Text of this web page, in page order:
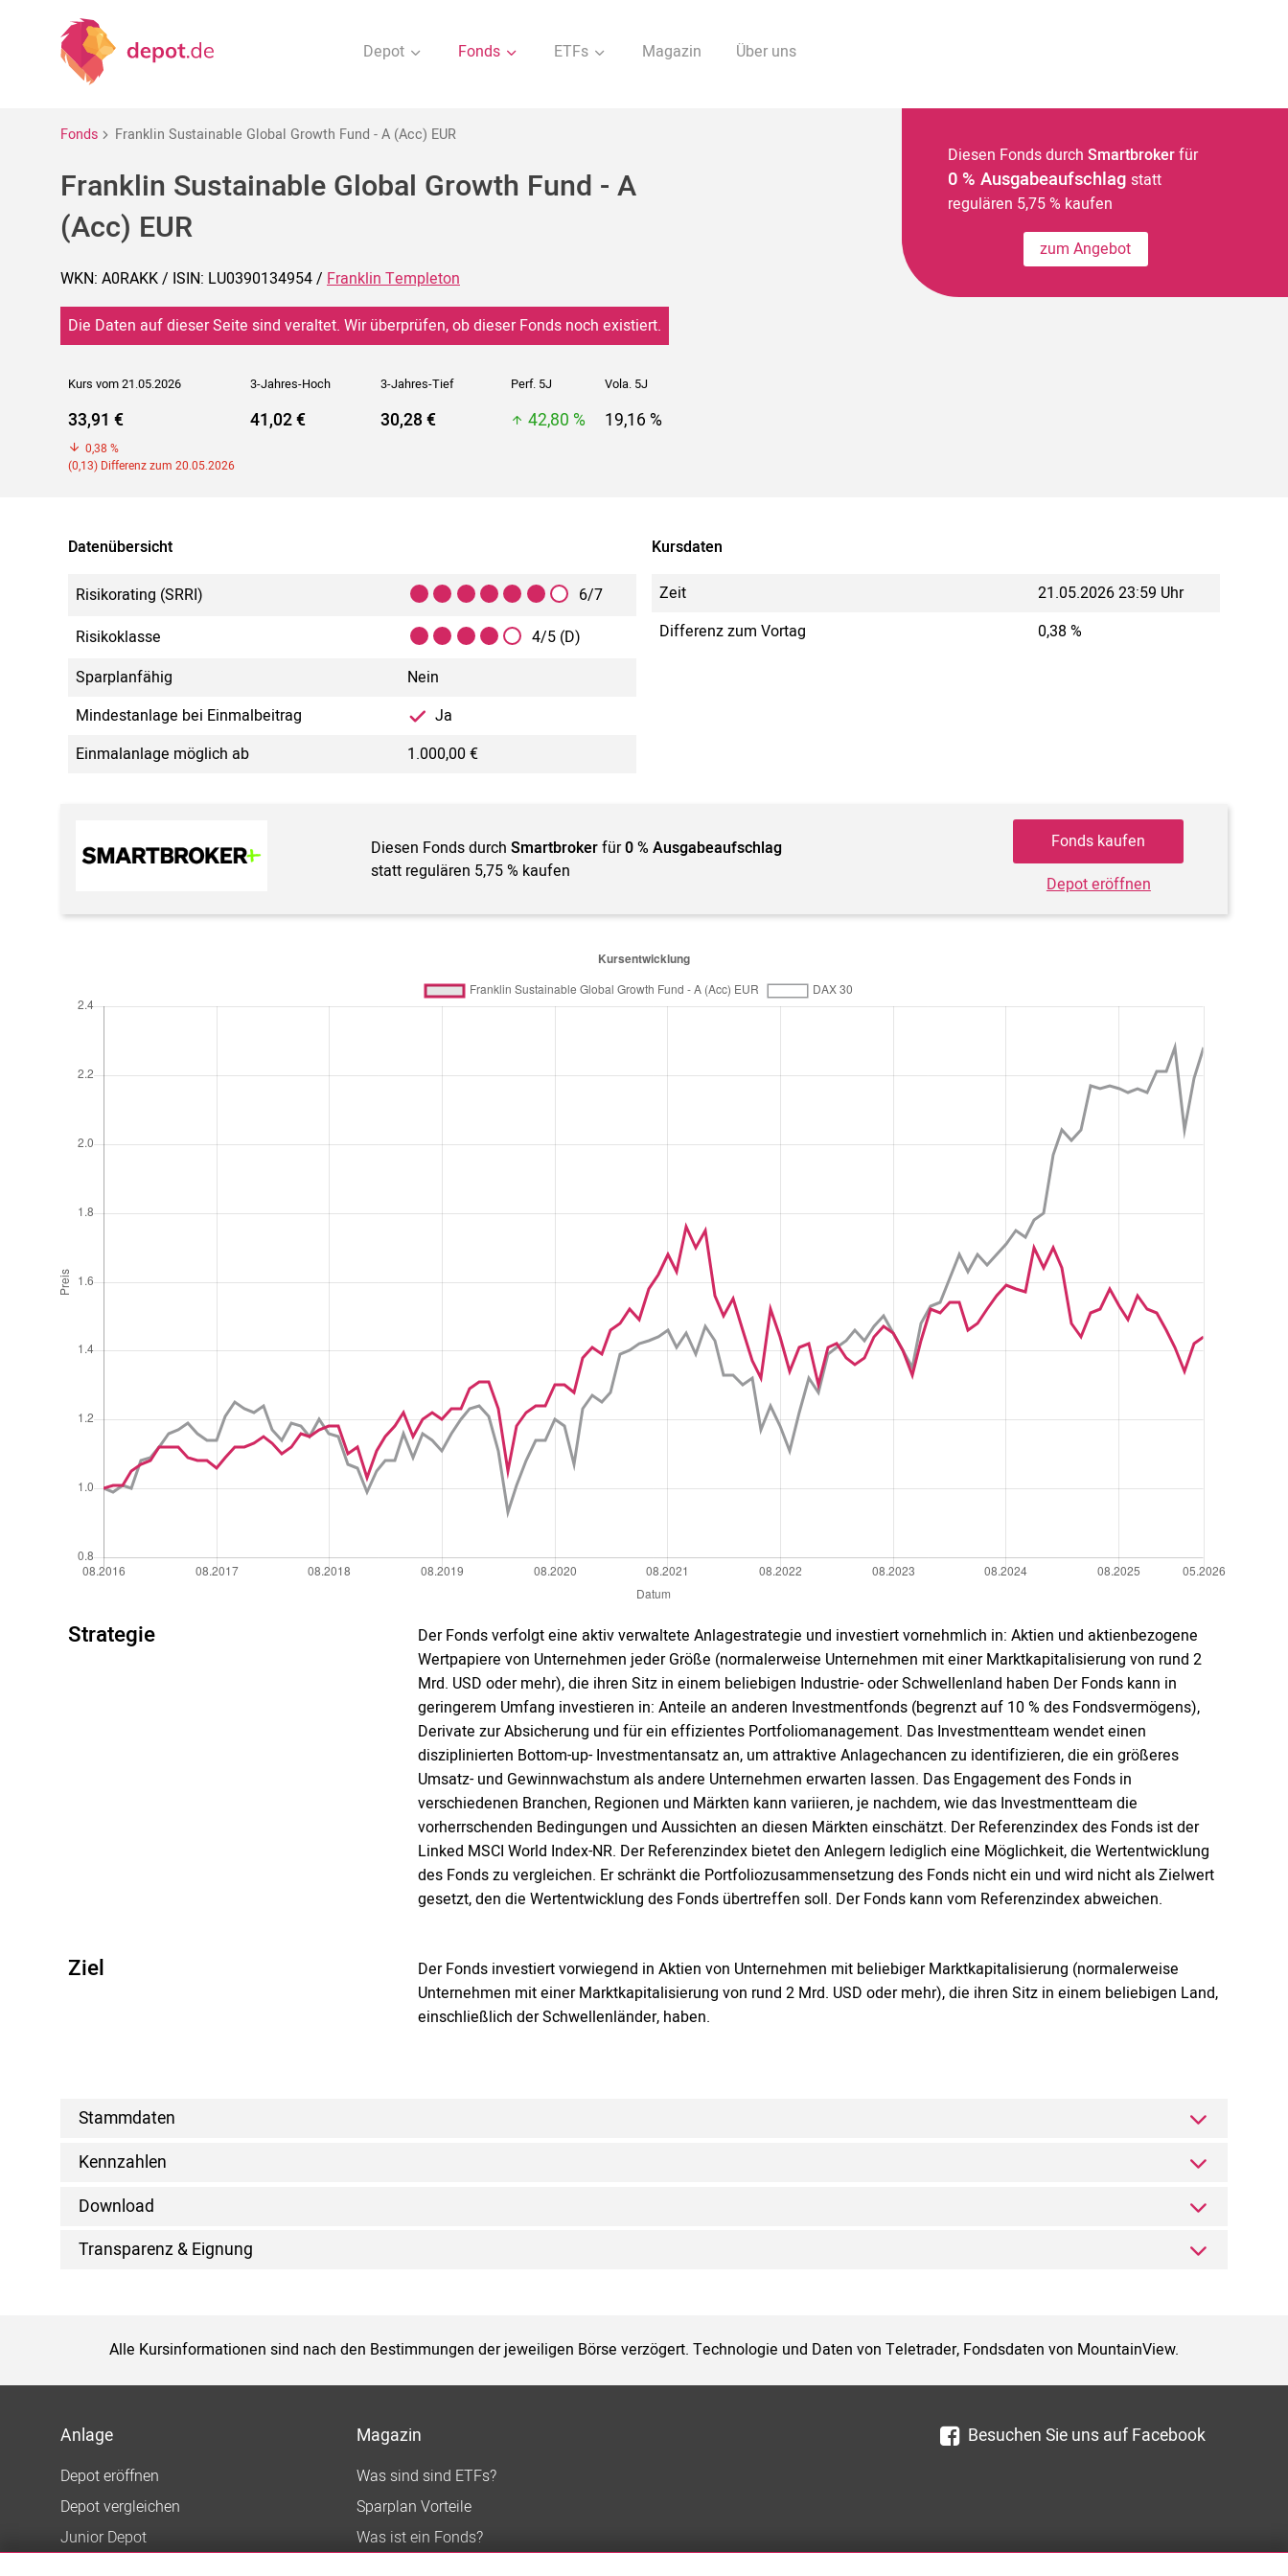
Depot Fonds ETFs Magazin Über uns
Fonds Franklin Sustainable Global Growth Fund - A (Acc) EUR
Franklin Sustainable Global Growth Fund - A
(Acc) EUR
WKN: A0RAKK / ISIN: LU0390134954 / Franklin Templeton
Die Daten auf dieser Seite sind veraltet. Wir überprüfen, ob dieser Fonds noch existiert.
Kurs vom 21.05.2026 3-Jahres-Hoch 3-Jahres-Tief Perf. 5J Vola. 5J
33,91 €
0,38 %
(0,13) Differenz zum 20.05.2026
41,02 € 30,28 € 42,80 % 19,16 %
Diesen Fonds durch Smartbrokerfür
0 % Ausgabeaufschlag statt
regulären 5,75 % kaufen
zum Angebot
Datenübersicht
Risikorating (SRRI)
6/7
Risikoklasse
4/5 (D)
Sparplanfähig
Nein
Mindestanlage bei Einmalbeitrag
Ja
Einmalanlage möglich ab
1.000,00 €
Kursdaten
Zeit
21.05.2026 23:59 Uhr
Differenz zum Vortag
0,38 %
Diesen Fonds durchSmartbrokerfür0 % Ausgabeaufschlag
statt regulären 5,75 % kaufen
Fonds kaufen
Depot eröffnen
Strategie
Der Fonds verfolgt eine aktiv verwaltete Anlagestrategie und investiert vornehmlich in: Aktien und aktienbezogene
Wertpapiere von Unternehmen jeder Größe (normalerweise Unternehmen mit einer Marktkapitalisierung von rund 2
Mrd. USD oder mehr), die ihren Sitz in einem beliebigen Industrie- oder Schwellenland haben Der Fonds kann in
geringerem Umfang investieren in: Anteile an anderen Investmentfonds (begrenzt auf 10 % des Fondsvermögens),
Derivate zur Absicherung und für ein effizientes Portfoliomanagement. Das Investmentteam wendet einen
disziplinierten Bottom-up- Investmentansatz an, um attraktive Anlagechancen zu identifizieren, die ein größeres
Umsatz- und Gewinnwachstum als andere Unternehmen erwarten lassen. Das Engagement des Fonds in
verschiedenen Branchen, Regionen und Märkten kann variieren, je nachdem, wie das Investmentteam die
vorherrschenden Bedingungen und Aussichten an diesen Märkten einschätzt. Der Referenzindex des Fonds ist der
Linked MSCI World Index-NR. Der Referenzindex bietet den Anlegern lediglich eine Möglichkeit, die Wertentwicklung
des Fonds zu vergleichen. Er schränkt die Portfoliozusammensetzung des Fonds nicht ein und wird nicht als Zielwert
gesetzt, den die Wertentwicklung des Fonds übertreffen soll. Der Fonds kann vom Referenzindex abweichen.
Ziel
Der Fonds investiert vorwiegend in Aktien von Unternehmen mit beliebiger Marktkapitalisierung (normalerweise
Unternehmen mit einer Marktkapitalisierung von rund 2 Mrd. USD oder mehr), die ihren Sitz in einem beliebigen Land,
einschließlich der Schwellenländer, haben.
Stammdaten
Kennzahlen
Download
Transparenz & Eignung
Alle Kursinformationen sind nach den Bestimmungen der jeweiligen Börse verzögert. Technologie und Daten von Teletrader, Fondsdaten von MountainView.
Anlage
Depot eröffnen
Depot vergleichen
Junior Depot
Magazin
Was sind sind ETFs?
Sparplan Vorteile
Was ist ein Fonds?
Besuchen Sie uns auf Facebook